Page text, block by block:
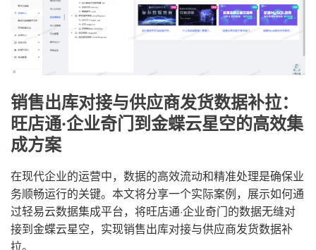
销售出库对接与供应商发货数据补拉：
旺店通·企业奇门到金蝶云星空的高效集
成方案
在现代企业的运营中，数据的高效流动和精准处理是确保业
务顺畅运行的关键。本文将分享一个实际案例，展示如何通
过轻易云数据集成平台，将旺店通·企业奇门的数据无缝对
接到金蝶云星空，实现销售出库对接与供应商发货数据补
拉。